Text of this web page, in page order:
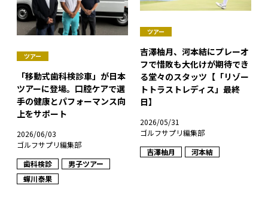
ツアー
「移動式歯科検診車」が日本
ツアーに登場。口腔ケアで選
手の健康とパフォーマンス向
上をサポート
2026/06/03
ゴルフサプリ編集部
歯科検診
男子ツアー
蟬川泰果
ツアー
吉澤柚月、河本結にプレーオ
フで惜敗も大化けが期待でき
る堂々のスタッツ【「リゾー
トトラストレディス」最終
日】
2026/05/31
ゴルフサプリ編集部
吉澤柚月
河本結